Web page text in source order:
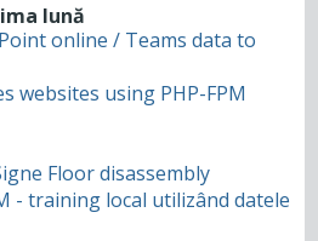
lună
online / Teams data to
websites using PHP-FPM
Floor disassembly
- training local utilizând datele